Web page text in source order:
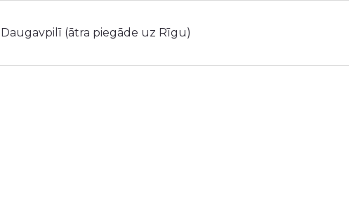
Daugavpilī (ātra piegāde uz Rīgu)